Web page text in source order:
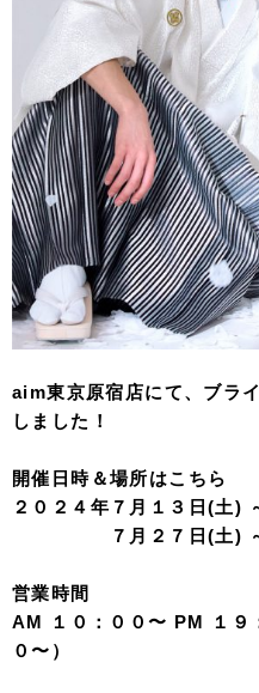
aim東京原宿店にて、ブラ
しました！
開催日時＆場所はこちら
２０２４年７月１３日(土)
７月２７日(土) ～
営業時間
AM １０：００〜 PM １９
０〜）